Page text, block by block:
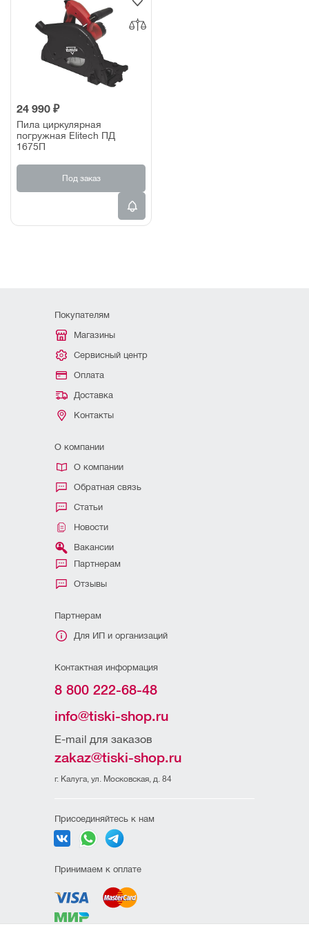
24 990 ₽
Пила циркулярная
погружная Elitech ПД
1675П
Под заказ
Покупателям
Магазины
Сервисный центр
Оплата
Доставка
Контакты
О компании
О компании
Обратная связь
Статьи
Новости
Вакансии
Партнерам
Отзывы
Партнерам
Для ИП и организаций
Контактная информация
8 800 222-68-48
info@tiski-shop.ru
E-mail для заказов
zakaz@tiski-shop.ru
г. Калуга, ул. Московская, д. 84
Присоединяйтесь к нам
Принимаем к оплате